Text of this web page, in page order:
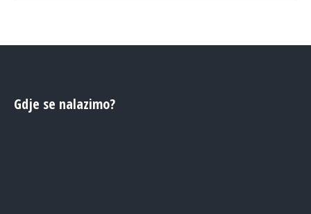
Gdje se nalazimo?